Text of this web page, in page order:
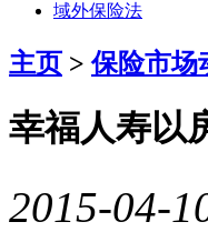
域外保险法
主页 >保险市场
幸福人寿以
2015-04-